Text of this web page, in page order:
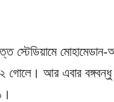
স্টেডিয়ামে
গোলে। আর এবার বঙ্গবন্ধু